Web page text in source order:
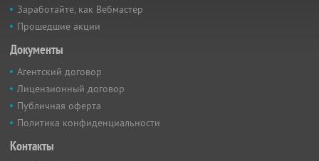
Заработайте, как Вебмастер
Прошедшие акции
Документы
Агентский договор
Лицензионный договор
Публичная оферта
Политика конфиденциальности
Контакты